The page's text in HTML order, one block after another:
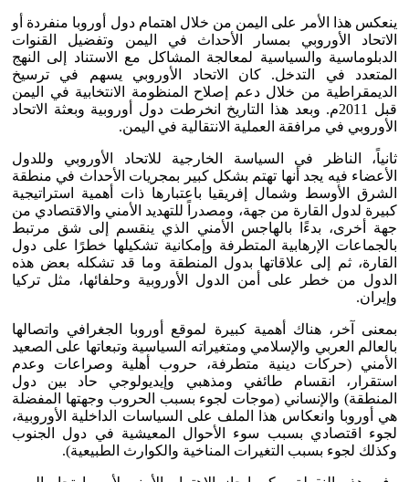
ينعكس هذا الأمر على اليمن من خلال اهتمام دول أوروبا منفردة أو
الاتحاد الأوروبي بمسار الأحداث في اليمن وتفضيل القنوات
الدبلوماسية والسياسية لمعالجة المشاكل مع الاستناد إلى النهج
المتعدد في التدخل. كان الاتحاد الأوروبي يسهم في ترسيخ
الديمقراطية من خلال دعم إصلاح المنظومة الانتخابية في اليمن
قبل 2011م. وبعد هذا التاريخ انخرطت دول أوروبية وبعثة الاتحاد
الأوروبي في مرافقة العملية الانتقالية في اليمن.
ثانياً، الناظر في السياسة الخارجية للاتحاد الأوروبي وللدول
الأعضاء فيه يجد أنها تهتم بشكل كبير بمجريات الأحداث في منطقة
الشرق الأوسط وشمال إفريقيا باعتبارها ذات أهمية استراتيجية
كبيرة لدول القارة من جهة، ومصدراً للتهديد الأمني والاقتصادي من
جهة أخرى، بدءًا بالهاجس الأمني الذي ينقسم إلى شق مرتبط
بالجماعات الإرهابية المتطرفة وإمكانية تشكيلها خطرًا على دول
القارة، ثم إلى علاقاتها بدول المنطقة وما قد تشكله بعض هذه
الدول من خطر على أمن الدول الأوروبية وحلفائها، مثل تركيا
وإيران.
بمعنى آخر، هناك أهمية كبيرة لموقع أوروبا الجغرافي واتصالها
بالعالم العربي والإسلامي ومتغيراته السياسية وتبعاتها على الصعيد
الأمني (حركات دينية متطرفة، حروب أهلية وصراعات وعدم
استقرار، انقسام طائفي ومذهبي وإيديولوجي حاد بين دول
المنطقة) والإنساني (موجات لجوء بسبب الحروب وجهتها المفضلة
هي أوروبا وانعكاس هذا الملف على السياسات الداخلية الأوروبية،
لجوء اقتصادي بسبب سوء الأحوال المعيشية في دول الجنوب
وكذلك لجوء بسبب التغيرات المناخية والكوارث الطبيعية).